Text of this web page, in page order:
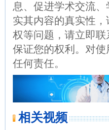
息、促进学术交流
实其内容的真实性
权等问题，请立即
保证您的权利。对
任何责任。
相关视频